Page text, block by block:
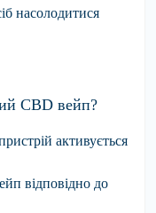
насолодитися
CBD вейп?
активується
відповідно до